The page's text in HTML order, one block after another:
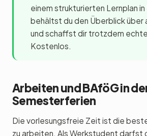
einem strukturierten Lernplan
behältst du den Überblick über
und schaffst dir trotzdem
Kostenlos.
Arbeiten und BAföG in
Semesterferien
Die vorlesungsfreie Zeit ist die
zu arbeiten. Als Werkstudent darfst